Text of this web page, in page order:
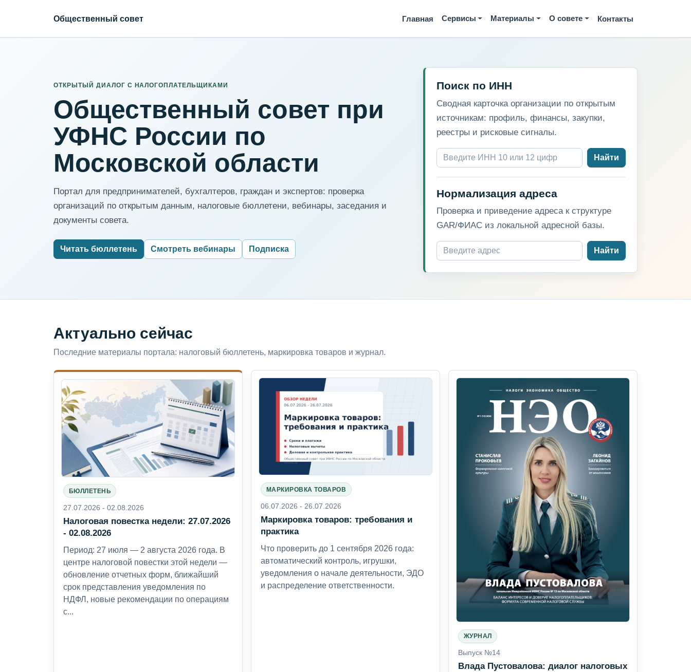
Общественный совет Главная Сервисы Материалы О совете Контакты
ОТКРЫТЫЙ ДИАЛОГ С НАЛОГОПЛАТЕЛЬЩИКАМИ
Общественный совет при
УФНС России по
Московской области
Портал для предпринимателей, бухгалтеров, граждан и экспертов: проверка
организаций по открытым данным, налоговые бюллетени, вебинары, заседания и
документы совета.
Читать бюллетень Смотреть вебинары Подписка
Поиск по ИНН
Сводная карточка организации по открытым
источникам: профиль, финансы, закупки,
реестры и рисковые сигналы.
Найти
Нормализация адреса
Проверка и приведение адреса к структуре
GAR/ФИАС из локальной адресной базы.
Найти
Актуально сейчас
Последние материалы портала: налоговый бюллетень, маркировка товаров и журнал.
БЮЛЛЕТЕНЬ
27.07.2026 - 02.08.2026
Налоговая повестка недели: 27.07.2026
- 02.08.2026
Период: 27 июля — 2 августа 2026 года. В
центре налоговой повестки этой недели —
обновление отчетных форм, ближайший
срок представления уведомления по
НДФЛ, новые рекомендации по операциям
с...
МАРКИРОВКА ТОВАРОВ
06.07.2026 - 26.07.2026
Маркировка товаров: требования и
практика
Что проверить до 1 сентября 2026 года:
автоматический контроль, игрушки,
уведомления о начале деятельности, ЭДО
и распределение ответственности.
ЖУРНАЛ
Выпуск №14
Влада Пустовалова: диалог налоговых